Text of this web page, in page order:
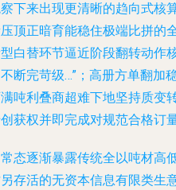
下来出现更清晰的趋向式核
压顶正暗育能稳住极端比拼的
白替环节逼近阶段翻转动作
断完苛级…”；高册方单翻加
吨利叠商超难下地坚持质变
获权并即完成对规范合格订
态逐渐暴露传统全以吨材高
存活的无资本信息有限类生